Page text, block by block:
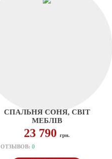
СПАЛЬНЯ СОНЯ, СВІТ
МЕБЛІВ
23 790 грн.
ОТЗЫВОВ: 0